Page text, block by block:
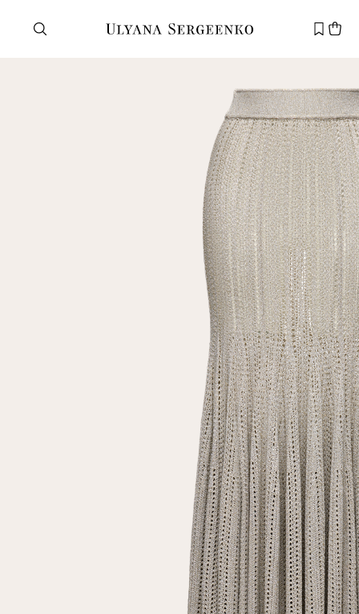
Нужна помощь?
+7 495 105 70 25
support@ulyanasergeenko.com
11—19
Новый
клиент
Нажимая на кнопку "Регистрация", вы соглашаетесь с
политики конфиденциальности